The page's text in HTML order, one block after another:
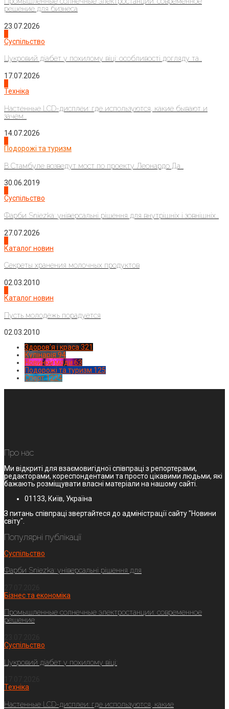
решение для бизнеса
23.07.2026
Суспільство
Цукровий діабет у похилому віці: особливості догляду та...
17.07.2026
Техніка
Настенные LCD-дисплеи: где используются, какие бывают и
зачем...
14.07.2026
Подорожі та туризм
В Стамбуле возведут мост по проекту Леонардо Да...
30.06.2019
Суспільство
Фарби Sniezka: універсальні рішення для внутрішніх і зовнішніх...
27.07.2026
Каталог новин
Секреты хранения молочных продуктов
02.03.2010
Каталог новин
Пусть молодежь порадуется
02.03.2010
Здоров'я і краса 321
Кулінарія 94
Новинки моди 63
Подорожі та туризм 125
Спорт1224
Про нас
Ми відкриті для взаємовигідної співпраці з репортерами,
редакторами, кореспондентами та просто цікавими людьми, які
бажають розміщувати власні матеріали на нашому сайті.
01133, Київ, Україна
З питань співпраці звертайтеся до адміністрації сайту "Новини
світу".
Популярні публікації
Суспільство
Фарби Sniezka: універсальні рішення для
Бізнес та економіка
Промышленные солнечные электростанции: современное
решение
Суспільство
Цукровий діабет у похилому віці:
Техніка
Настенные LCD-дисплеи: где используются, какие